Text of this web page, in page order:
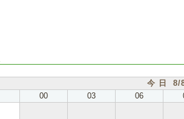
今 日 8/
00 03 06